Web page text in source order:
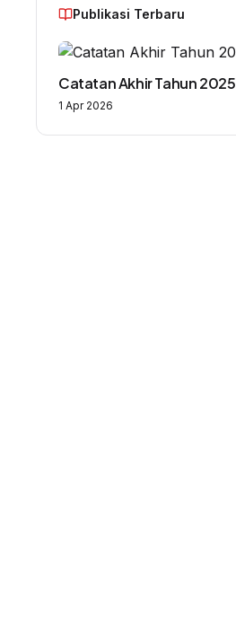
Publikasi Terbaru
Catatan Akhir Tahun 2025
1 Apr 2026